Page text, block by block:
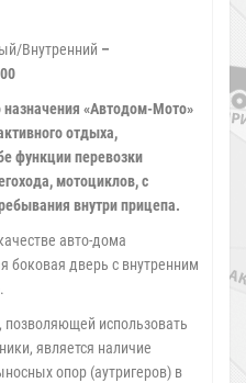
Внутренний –
«Автодом-Мото»
отдыха,
функции перевозки
мотоциклов, с
внутри прицепа.
авто-дома
боковая дверь с внутренним
позволяющей использовать
является наличие
опор (аутригеров) в